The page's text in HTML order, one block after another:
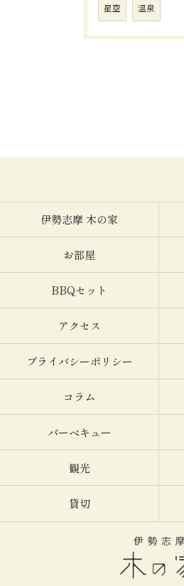
星空 温泉
伊勢志摩 木の家
お部屋
BBQセット
アクセス
プライバシーポリシー
コラム
バーベキュー
観光
貸切